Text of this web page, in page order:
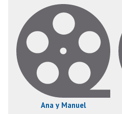
Ana y Manuel